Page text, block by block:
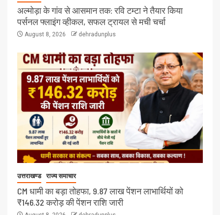
अल्मोड़ा के गांव से आसमान तक: रवि टम्टा ने तैयार किया
पर्सनल फ्लाइंग व्हीकल, सफल ट्रायल से मची चर्चा
August 8, 2026 dehradunplus
उत्तराखण्ड राज्य समाचार
CM धामी का बड़ा तोहफा, 9.87 लाख पेंशन लाभार्थियों को
₹146.32 करोड़ की पेंशन राशि जारी